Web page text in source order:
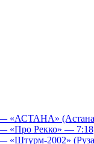
— «АСТАНА»
— «Про Рекко» — 7:18
— «Штурм-2002»